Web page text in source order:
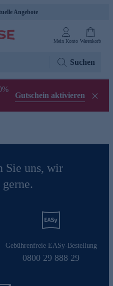
Angebote
Mein Konto Warenkorb
Suchen
Gutschein aktivieren
Sie uns, wir
Gebührenfreie EASy-Bestellung
0800 29 888 29